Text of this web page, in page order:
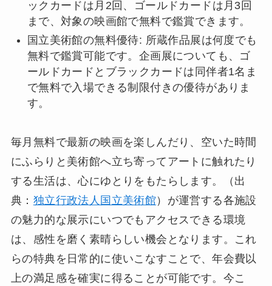
ックカードは月2回、ゴールドカードは月3回
まで、対象の映画館で無料で鑑賞できます。
国立美術館の無料優待: 所蔵作品展は何度でも
無料で鑑賞可能です。企画展についても、ゴ
ールドカードとブラックカードは同伴者1名ま
で無料で入場できる制限付きの優待がありま
す。
毎月無料で最新の映画を楽しんだり、空いた時間
にふらりと美術館へ立ち寄ってアートに触れたり
する生活は、心にゆとりをもたらします。（出
典： 独立行政法人国立美術館）が運営する各施設
の魅力的な展示にいつでもアクセスできる環境
は、感性を磨く素晴らしい機会となります。これ
らの特典を日常的に使いこなすことで、年会費以
上の満足感を確実に得ることが可能です。今こ